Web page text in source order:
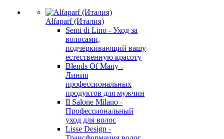
Alfaparf (Италия)
Semi di Lino - Уход за
волосами,
подчеркивающий вашу
естественную красоту
Blends Of Many -
Линия
профессиональных
продуктов для мужчин
Il Salone Milano -
Профессиональный
уход для волос
Lisse Design -